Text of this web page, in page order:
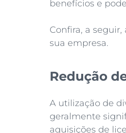
benefícios e
Confira, a
sua empresa.
Redução
A utilização de
geralmente
aquisições de